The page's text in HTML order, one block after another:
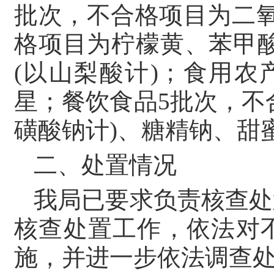
批次，不合格项目为二
格项目为柠檬黄、苯甲
(以山梨酸计)；食用农
星；餐饮食品5批次，
磺酸钠计)、糖精钠、甜
二、处置情况
我局已要求负责核查
核查处置工作，依法对
施，并进一步依法调查